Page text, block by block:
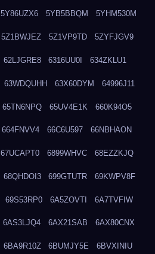
5Y86UZX6 5YB5BBQM 5YHM530M
5Z1BWJEZ 5Z1VP9TD 5ZYFJGV9
62LJGRE8 6316UU0I 634ZKLU1
63WDQUHH 63X60DYM 64996J11
65TN6NPQ 65UV4E1K 660K94O5
664FNVV4 66C6U597 66NBHAON
67UCAPT0 6899WHVC 68EZZKJQ
68QHDOI3 699GTUTR 69KWPV8F
69S53RP0 6A5ZOVTI 6A7TVFIW
6AS3LJQ4 6AX21SAB 6AX80CNX
6BA9R10Z 6BUMJY5E 6BVXINIU